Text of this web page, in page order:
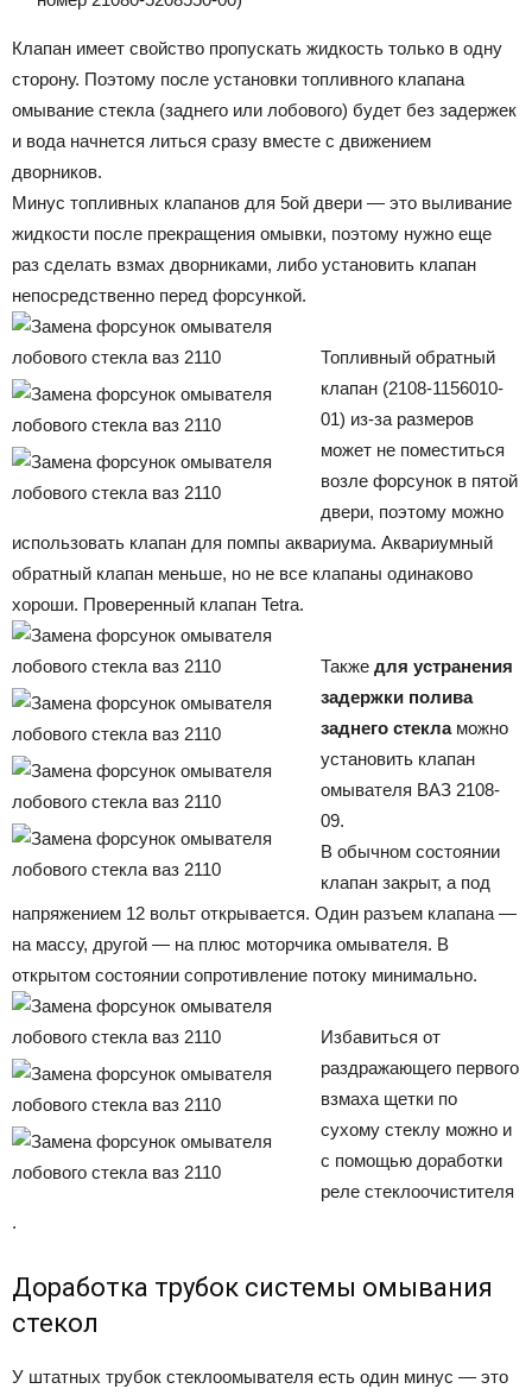
Клапан имеет свойство пропускать жидкость только в одну
сторону. Поэтому после установки топливного клапана
омывание стекла (заднего или лобового) будет без задержек
и вода начнется литься сразу вместе с движением
дворников.
Минус топливных клапанов для 5ой двери — это выливание
жидкости после прекращения омывки, поэтому нужно еще
раз сделать взмах дворниками, либо установить клапан
непосредственно перед форсункой.
Топливный обратный
клапан (2108-1156010-
01) из-за размеров
может не поместиться
возле форсунок в пятой
двери, поэтому можно
использовать клапан для помпы аквариума. Аквариумный
обратный клапан меньше, но не все клапаны одинаково
хороши. Проверенный клапан Tetra.
Также для устранения
задержки полива
заднего стекламожно
установить клапан
омывателя ВАЗ 2108-
09.
В обычном состоянии
клапан закрыт, а под
напряжением 12 вольт открывается. Один разъем клапана —
на массу, другой — на плюс моторчика омывателя. В
открытом состоянии сопротивление потоку минимально.
Избавиться от
раздражающего первого
взмаха щетки по
сухому стеклу можно и
с помощью доработки
реле стеклоочистителя
.
Доработка трубок системы омывания
стекол
У штатных трубок стеклоомывателя есть один минус — это